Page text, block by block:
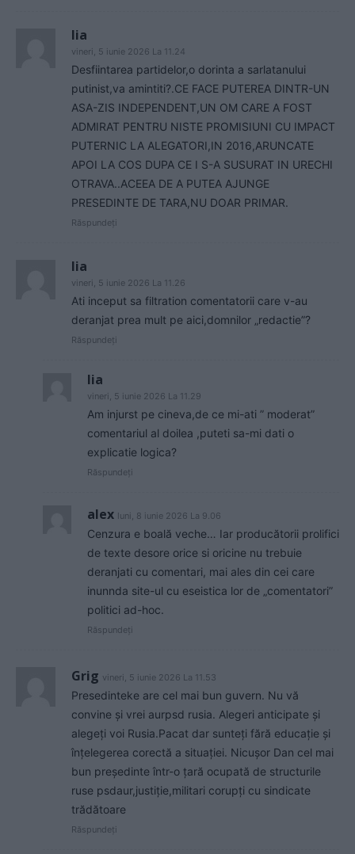
lia
vineri, 5 iunie 2026 La 11.24
Desfiintarea partidelor,o dorinta a sarlatanului
putinist,va amintiti?.CE FACE PUTEREA DINTR-UN
ASA-ZIS INDEPENDENT,UN OM CARE A FOST
ADMIRAT PENTRU NISTE PROMISIUNI CU IMPACT
PUTERNIC LA ALEGATORI,IN 2016,ARUNCATE
APOI LA COS DUPA CE I S-A SUSURAT IN URECHI
OTRAVA..ACEEA DE A PUTEA AJUNGE
PRESEDINTE DE TARA,NU DOAR PRIMAR.
Răspundeți
lia
vineri, 5 iunie 2026 La 11.26
Ati inceput sa filtration comentatorii care v-au
deranjat prea mult pe aici,domnilor „redactie”?
Răspundeți
lia
vineri, 5 iunie 2026 La 11.29
Am injurst pe cineva,de ce mi-ati ” moderat”
comentariul al doilea ,puteti sa-mi dati o
explicatie logica?
Răspundeți
alex luni, 8 iunie 2026 La 9.06
Cenzura e boală veche… Iar producătorii prolifici
de texte desore orice si oricine nu trebuie
deranjati cu comentari, mai ales din cei care
inunnda site-ul cu eseistica lor de „comentatori”
politici ad-hoc.
Răspundeți
Grig vineri, 5 iunie 2026 La 11.53
Presedinteke are cel mai bun guvern. Nu vă
convine și vrei aurpsd rusia. Alegeri anticipate și
alegeți voi Rusia.Pacat dar sunteți fără educație și
înțelegerea corectă a situației. Nicușor Dan cel mai
bun președinte într-o țară ocupată de structurile
ruse psdaur,justiție,militari corupți cu sindicate
trădătoare
Răspundeți